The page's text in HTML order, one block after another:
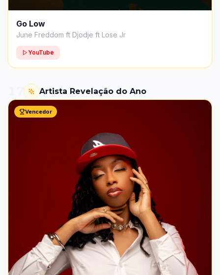
Go Low
June Freddom ft Djodje ft Lose Jr
YouTube
17 Artista Revelação do Ano
Vencedor